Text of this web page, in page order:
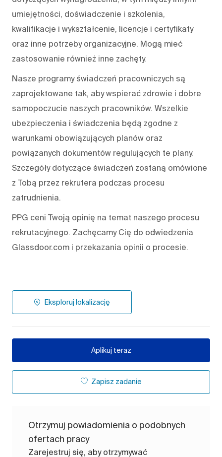
umiejętności, doświadczenie i szkolenia,
kwalifikacje i wykształcenie, licencje i certyfikaty
oraz inne potrzeby organizacyjne. Mogą mieć
zastosowanie również inne zachęty.
Nasze programy świadczeń pracowniczych są
zaprojektowane tak, aby wspierać zdrowie i dobre
samopoczucie naszych pracowników. Wszelkie
ubezpieczenia i świadczenia będą zgodne z
warunkami obowiązujących planów oraz
powiązanych dokumentów regulujących te plany.
Szczegóły dotyczące świadczeń zostaną omówione
z Tobą przez rekrutera podczas procesu
zatrudnienia.
PPG ceni Twoją opinię na temat naszego procesu
rekrutacyjnego. Zachęcamy Cię do odwiedzenia
Glassdoor.com i przekazania opinii o procesie.
Eksploruj lokalizację
Aplikuj teraz
Zapisz zadanie
Otrzymuj powiadomienia o podobnych
ofertach pracy
Zarejestruj się, aby otrzymywać